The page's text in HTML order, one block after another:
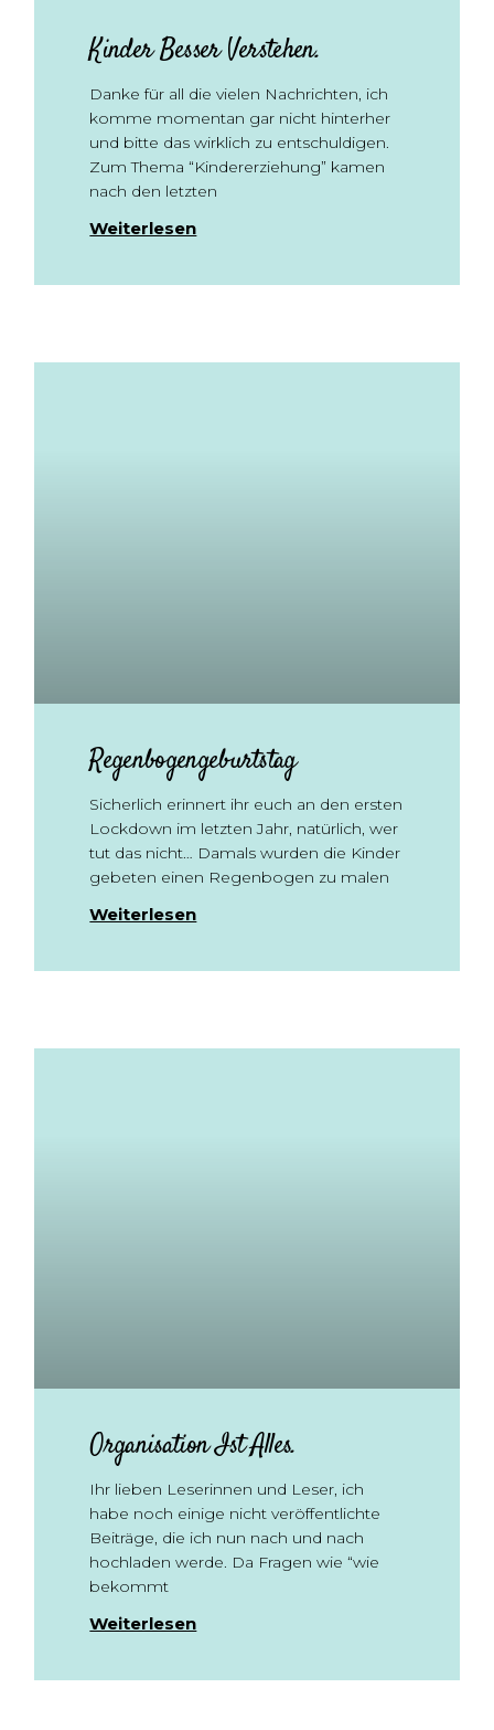
Kinder Besser Verstehen.
Danke für all die vielen Nachrichten, ich
komme momentan gar nicht hinterher
und bitte das wirklich zu entschuldigen.
Zum Thema “Kindererziehung” kamen
nach den letzten
Weiterlesen
Regenbogengeburtstag
Sicherlich erinnert ihr euch an den ersten
Lockdown im letzten Jahr, natürlich, wer
tut das nicht… Damals wurden die Kinder
gebeten einen Regenbogen zu malen
Weiterlesen
Organisation Ist Alles.
Ihr lieben Leserinnen und Leser, ich
habe noch einige nicht veröffentlichte
Beiträge, die ich nun nach und nach
hochladen werde. Da Fragen wie “wie
bekommt
Weiterlesen